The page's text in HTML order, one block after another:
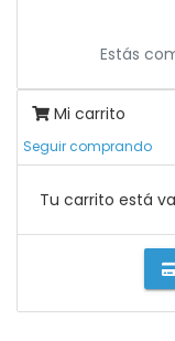
Estás
Mi carrito
Seguir comprando
Tu carrito está